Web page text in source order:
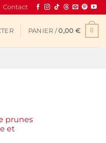
Contact
PANIER /0,00 € 0
prunes
et